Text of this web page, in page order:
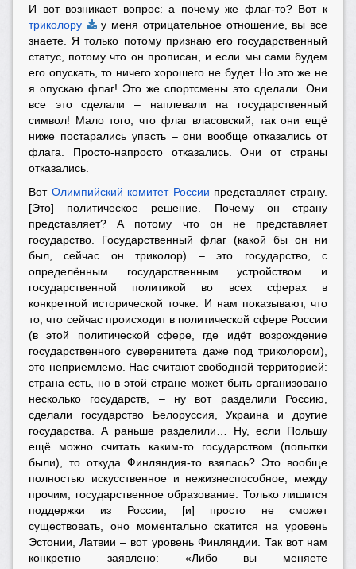
И вот возникает вопрос: а почему же флаг-то? Вот к
триколору
у меня отрицательное отношение, вы все
знаете. Я только потому признаю его государственный
статус, потому что он прописан, и если мы сами будем
его опускать, то ничего хорошего не будет. Но это же не
я опускаю флаг! Это же спортсмены это сделали. Они
все это сделали – наплевали на государственный
символ! Мало того, что флаг власовский, так они ещё
ниже постарались упасть – они вообще отказались от
флага. Просто-напросто отказались. Они от страны
отказались.
Вот Олимпийский комитет России представляет страну.
[Это] политическое решение. Почему он страну
представляет? А потому что он не представляет
государство. Государственный флаг (какой бы он ни
был, сейчас он триколор) – это государство, с
определённым государственным устройством и
государственной политикой во всех сферах в
конкретной исторической точке. И нам показывают, что
то, что сейчас происходит в политической сфере России
(в этой политической сфере, где идёт возрождение
государственного суверенитета даже под триколором),
это неприемлемо. Нас считают свободной территорией:
страна есть, но в этой стране может быть организовано
несколько государств, – ну вот разделили Россию,
сделали государство Белоруссия, Украина и другие
государства. А раньше разделили… Ну, если Польшу
ещё можно считать каким-то государством (попытки
были), то откуда Финляндия-то взялась? Это вообще
полностью искусственное и нежизнеспособное, между
прочим, государственное образование. Только лишится
поддержки из России, [и] просто не сможет
существовать, оно моментально скатится на уровень
Эстонии, Латвии – вот уровень Финляндии. Так вот нам
конкретно заявлено: «Либо вы меняете